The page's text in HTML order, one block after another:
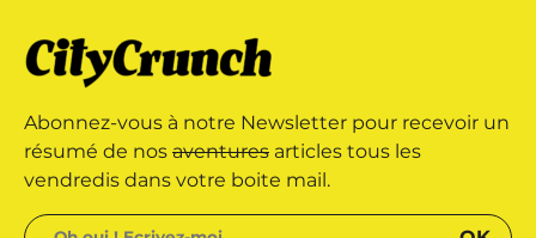
Abonnez-vous à notre Newsletter pour recevoir un
résumé de nos aventures articles tous les
vendredis dans votre boite mail.